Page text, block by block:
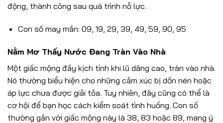
động, thành công sau quá trình nỗ lực.
Con số may mắn: 09, 19, 29, 39, 49, 59, 90, 95
Nằm Mơ Thấy Nước Đang Tràn Vào Nhà
Một giấc mộng đầy kịch tính khi lũ dâng cao, tràn vào nhà.
Nó thường biểu hiện cho những cảm xúc bị dồn nén hoặc
áp lực chưa được giải tỏa. Tuy nhiên, đây cũng có thể là
cơ hội để bạn học cách kiểm soát tình huống. Con số
thường gắn với giấc mộng này là 38, 83 hoặc 89, mang ý